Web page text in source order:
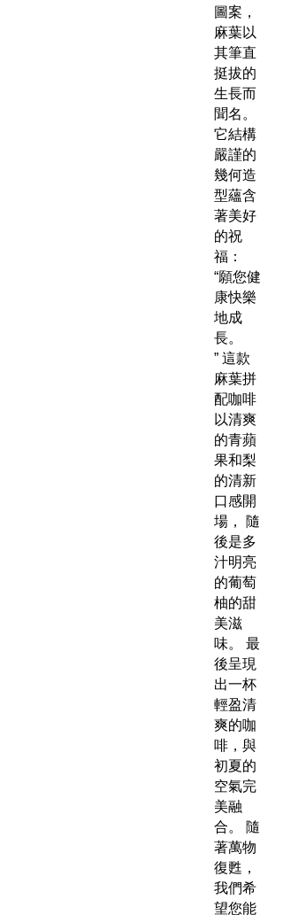
圖案，
麻葉以
其筆直
挺拔的
生長而
聞名。
它結構
嚴謹的
幾何造
型蘊含
著美好
的祝
福：
“願您健
康快樂
地成
長。
” 這款
麻葉拼
配咖啡
以清爽
的青蘋
果和梨
的清新
口感開
場， 隨
後是多
汁明亮
的葡萄
柚的甜
美滋
味。 最
後呈現
出一杯
輕盈清
爽的咖
啡，與
初夏的
空氣完
美融
合。 隨
著萬物
復甦，
我們希
望您能